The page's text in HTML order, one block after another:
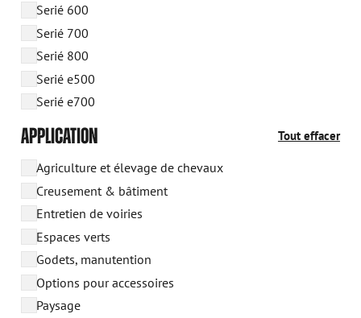
Serié 600
Serié 700
Serié 800
Serié e500
Serié e700
APPLICATION Tout effacer
Agriculture et élevage de chevaux
Creusement & bâtiment
Entretien de voiries
Espaces verts
Godets, manutention
Options pour accessoires
Paysage